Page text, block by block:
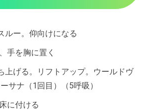
ルー。仰向けになる
手を胸に置く
上げる。リフトアップ。ウールドヴ
サナ（1回目）（5呼吸）
に付ける